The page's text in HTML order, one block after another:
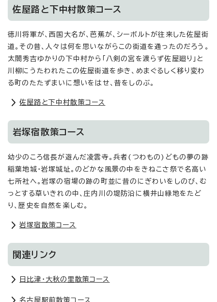
佐屋路と下中村散策コース
徳川将軍が、西国大名が、芭蕉が、シーボルトが往来した佐屋街
道。その昔、人々は何を思いながらこの街道を通ったのだろう。
太閤秀吉ゆかりの下中村から「八剣の宮を渡らず佐屋廻り」と
川柳にうたわれたこの佐屋街道を歩き、めまぐるしく移り変わ
る町のたたずまいに想いをはせ、昔をしのぶ。
佐屋路と下中村散策コース
岩塚宿散策コース
幼少のころ信長が遊んだ凌雲寺。兵者(つわもの)どもの夢の跡
稲葉地城・岩塚城址。のどかな風景の中をきねこさ祭で名高い
七所社へ。岩塚の宿場の跡の町並に昔のにぎわいをしのび、む
っとする草いきれの中、庄内川の堤防沿に横井山緑地をたど
り、歴史を自然を楽しむ。
岩塚宿散策コース
関連リンク
日比津・大秋の里散策コース
名古屋駅前散策コース